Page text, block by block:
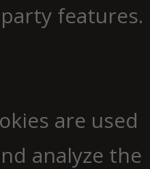
features.
are used
analyze the